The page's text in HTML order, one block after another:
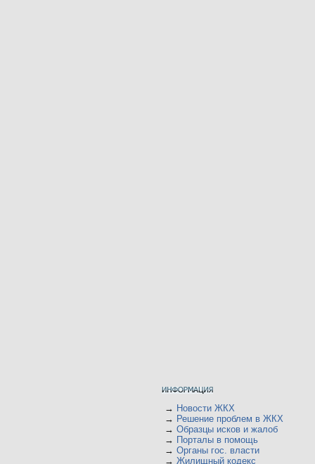
→ Новости ЖКХ
→ Решение проблем в ЖКХ
→ Образцы исков и жалоб
→ Порталы в помощь
→ Органы гос. власти
→ Жилищный кодекс